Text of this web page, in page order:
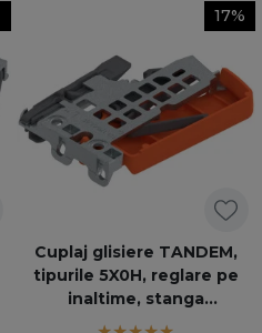
17%
Cuplaj glisiere TANDEM,
tipurile 5X0H, reglare pe
inaltime, stanga
T51.1700.04KUPP L 100 OR